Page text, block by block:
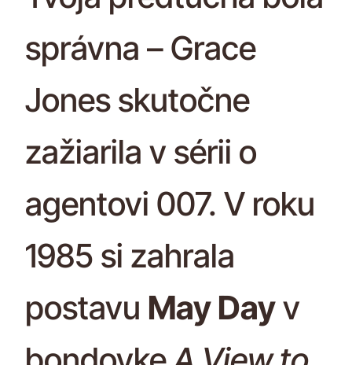
správna – Grace
Jones skutočne
zažiarila v sérii o
agentovi 007. V roku
1985 si zahrala
postavu May Dayv